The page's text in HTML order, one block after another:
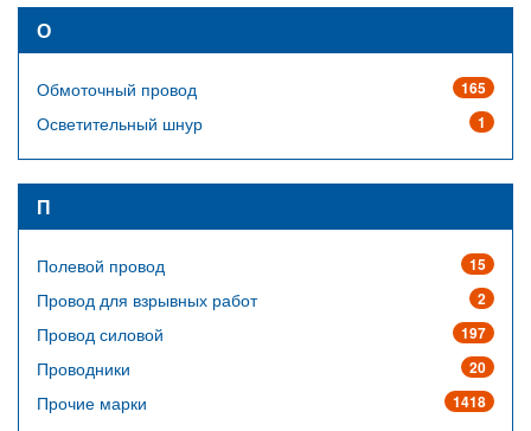
О
165
Обмоточный провод
1
Осветительный шнур
П
15
Полевой провод
2
Провод для взрывных работ
197
Провод силовой
20
Проводники
1418
Прочие марки